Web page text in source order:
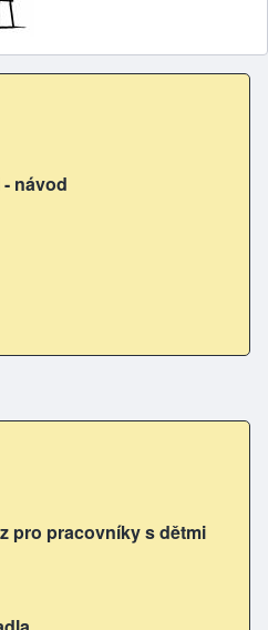
návod
pro pracovníky s dětmi